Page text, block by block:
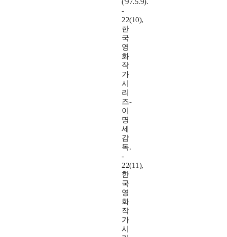
('97.5.9).
-
22(10),
한
국
영
화
작
가
시
리
즈-
이
명
세
감
독.
-
22(11),
한
국
영
화
작
가
시